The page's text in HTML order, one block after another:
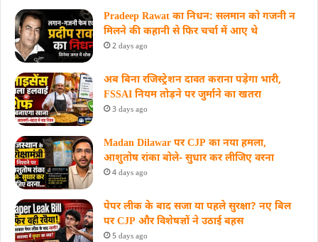
Pradeep Rawat का निधन: सलमान को गजनी न
मिलने की कहानी से फिर चर्चा में आए थे
2 days ago
अब बिना रजिस्ट्रेशन दावत कराना पड़ेगा भारी,
FSSAI नियम तोड़ने पर जुर्माने का खतरा
3 days ago
Madan Dilawar पर CJP का नया हमला,
आशुतोष रांका बोले- सुधार कर लीजिए वरना
4 days ago
पेपर लीक के बाद सजा या पहले सुरक्षा? नए बिल
पर CJP और विशेषज्ञों ने उठाई बहस
5 days ago